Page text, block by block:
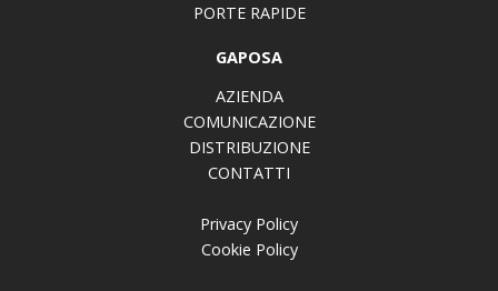
PORTE RAPIDE
GAPOSA
AZIENDA
COMUNICAZIONE
DISTRIBUZIONE
CONTATTI
Privacy Policy
Cookie Policy